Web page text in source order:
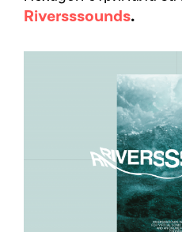
Riversssounds.